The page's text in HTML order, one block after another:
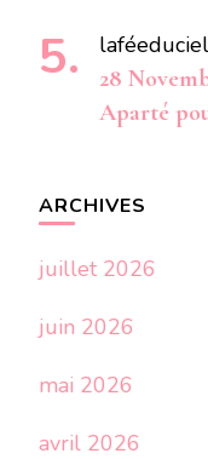
laféeduciel
28
Aparté
ARCHIVES
juillet 2026
juin 2026
mai 2026
avril 2026